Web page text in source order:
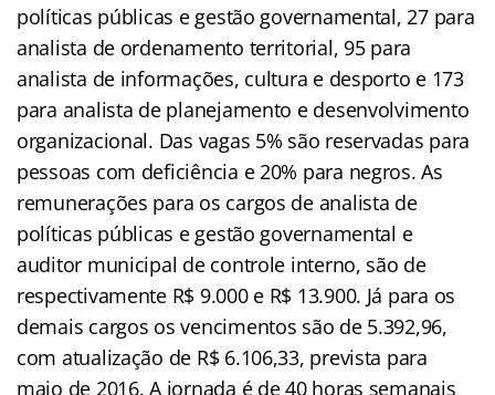
políticas públicas e gestão governamental, 27 para
analista de ordenamento territorial, 95 para
analista de informações, cultura e desporto e 173
para analista de planejamento e desenvolvimento
organizacional. Das vagas 5% são reservadas para
pessoas com deficiência e 20% para negros. As
remunerações para os cargos de analista de
políticas públicas e gestão governamental e
auditor municipal de controle interno, são de
respectivamente R$ 9.000 e R$ 13.900. Já para os
demais cargos os vencimentos são de 5.392,96,
com atualização de R$ 6.106,33, prevista para
maio de 2016. A jornada é de 40 horas semanais